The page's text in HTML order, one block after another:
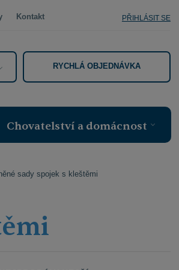
Kontakt PŘIHLÁSIT SE
RYCHLÁ OBJEDNÁVKA
Chovatelství a domácnost
sady spojek s kleštěmi